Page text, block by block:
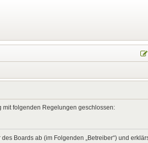
mit folgenden Regelungen geschlossen:
Boards ab (im Folgenden „Betreiber“) und